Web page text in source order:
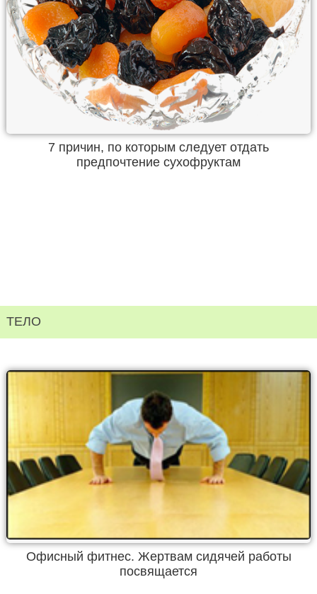
7 причин, по которым следует отдать
предпочтение сухофруктам
ТЕЛО
Офисный фитнес. Жертвам сидячей работы
посвящается